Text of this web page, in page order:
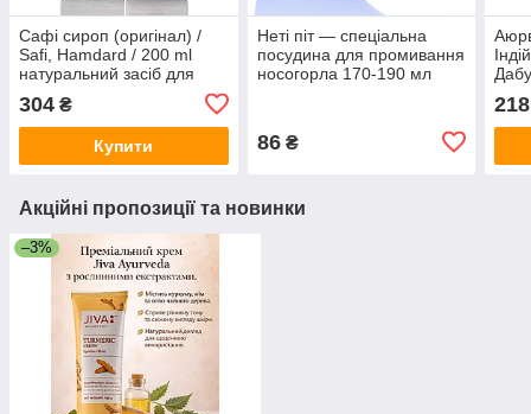
Сафі сироп (оригінал) /
Safi, Hamdard / 200 ml
натуральний засіб для
висипаннях
304 ₴
Купити
Неті піт — спеціальна
посудина для промивання
носогорла 170-190 мл
86₴
218
Акційні пропозиції та новинки
–3%